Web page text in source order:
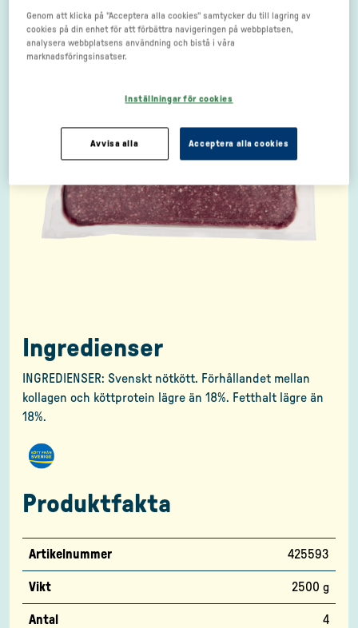
Ingredienser
INGREDIENSER: Svenskt nötkött. Förhållandet mellan
kollagen och köttprotein lägre än 18%. Fetthalt lägre än
18%.
Produktfakta
Artikelnummer 425593
Vikt 2500 g
Antal
4
Genom att klicka på "Acceptera alla cookies" samtycker du till lagring av
cookies på din enhet för att förbättra navigeringen på webbplatsen,
analysera webbplatsens användning och bistå i våra
marknadsföringsinsatser.
Inställningar för cookies
Avvisa alla Acceptera alla cookies